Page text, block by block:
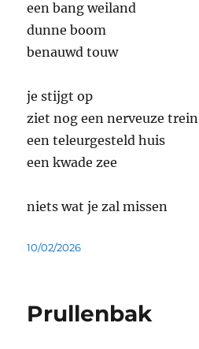
een bang weiland
dunne boom
benauwd touw
je stijgt op
ziet nog een nerveuze trein
een teleurgesteld huis
een kwade zee
niets wat je zal missen
Geplaatst
10/02/2026
Prullenbak